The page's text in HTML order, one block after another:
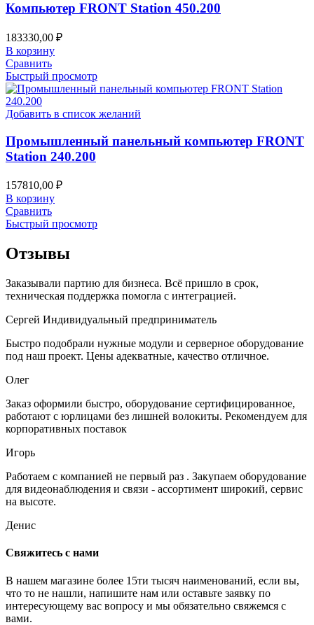
Компьютер FRONT Station 450.200
183330,00 ₽
В корзину
Сравнить
Быстрый просмотр
Добавить в список желаний
Промышленный панельный компьютер FRONT
Station 240.200
157810,00 ₽
В корзину
Сравнить
Быстрый просмотр
Отзывы
Заказывали партию для бизнеса. Всё пришло в срок,
техническая поддержка помогла с интеграцией.
Сергей Индивидуальный предприниматель
Быстро подобрали нужные модули и серверное оборудование
под наш проект. Цены адекватные, качество отличное.
Олег
Заказ оформили быстро, оборудование сертифицированное,
работают с юрлицами без лишней волокиты. Рекомендуем для
корпоративных поставок
Игорь
Работаем с компанией не первый раз . Закупаем оборудование
для видеонаблюдения и связи - ассортимент широкий, сервис
на высоте.
Денис
Свяжитесь с нами
В нашем магазине более 15ти тысяч наименований, если вы,
что то не нашли, напишите нам или оставьте заявку по
интересующему вас вопросу и мы обязательно свяжемся с
вами.